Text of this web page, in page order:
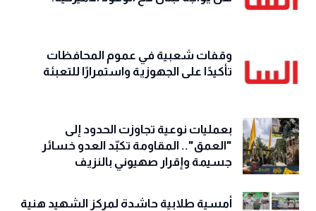
وقفات شعبية في عموم المحافظات
تأكيدًا على الجهوزية واستمرارًا للتعبئة
بعمليات نوعية تجاوزت الحدود إلى
"العمق".. المقاومة تكبّد العدو خسائر
جسيمة وإقرار صهيوني بالنزيف
أمسية طلابية حاشدة لمركز الشهيد هنية